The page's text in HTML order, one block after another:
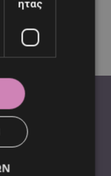
εσάς.
ητας